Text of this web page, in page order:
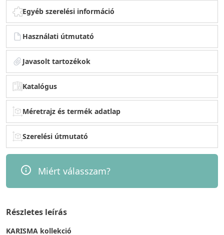
Egyéb szerelési információ
Használati útmutató
Javasolt tartozékok
Katalógus
Méretrajz és termék adatlap
Szerelési útmutató
Miért válasszam?
Részletes leírás
KARISMA kollekció